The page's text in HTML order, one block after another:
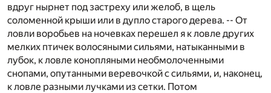
вдруг нырнет под застреху или желоб, в щель
соломенной крыши или в дупло старого дерева. -- От
ловли воробьев на ночевках перешел я к ловле других
мелких птичек волосяными сильями, натыканными в
лубок, к ловле конопляными необмолоченными
снопами, опутанными веревочкой с сильями, и, наконец,
к ловле разными лучками из сетки. Потом